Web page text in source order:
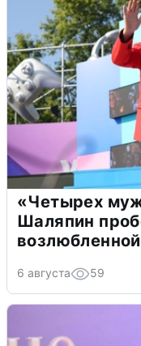
«Четырех
Шаляпин
возлюбленной
6 августа 59